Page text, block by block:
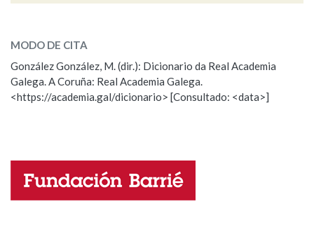
Marcas gramaticais
LIMPAR
ESCOLLE UNHA OPCIÓN:
Observación Hai un erro na palabra
Propoño mellorar a definición
Nome
MODO DE CITA
González González, M. (dir.): Dicionario da Real Academia
Galega. A Coruña: Real Academia Galega.
<https://academia.gal/dicionario> [Consultado: <data>]